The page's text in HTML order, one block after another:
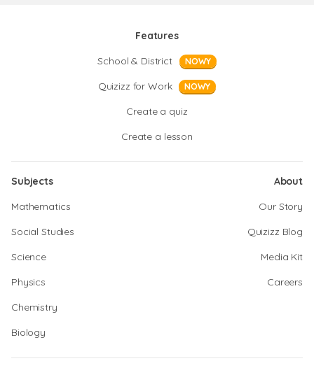
Features
School & District
NOWY
Quizizz for Work NOWY
Create a quiz
Create a lesson
Subjects
Mathematics
Social Studies
Science
Physics
Chemistry
Biology
About
Our Story
Quizizz Blog
Media Kit
Careers